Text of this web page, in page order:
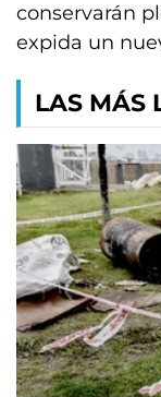
conservarán
expida un
LAS MÁS